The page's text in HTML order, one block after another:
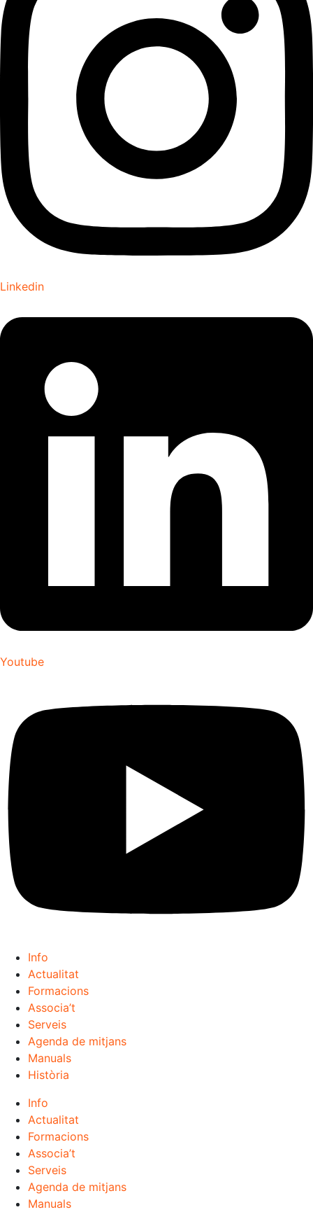
Linkedin
Youtube
Info
Actualitat
Formacions
Associa’t
Serveis
Agenda de mitjans
Manuals
Història
Info
Actualitat
Formacions
Associa’t
Serveis
Agenda de mitjans
Manuals